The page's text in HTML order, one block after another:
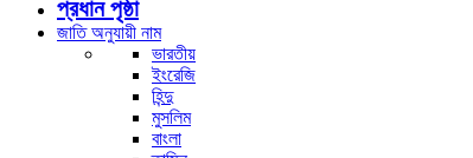
প্রধান পৃষ্ঠা
জাতি অনুযায়ী নাম
ভারতীয়
ইংরেজি
হিন্দু
মুসলিম
বাংলা